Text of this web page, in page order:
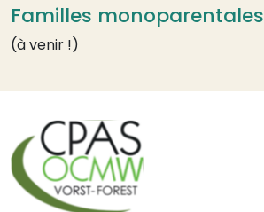
Familles monoparentales
(à venir !)